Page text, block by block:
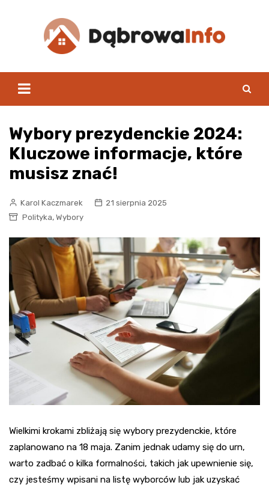
Wybory prezydenckie 2024:
Kluczowe informacje, które
musisz znać!
Karol Kaczmarek
21 sierpnia 2025
Polityka, Wybory
Wielkimi krokami zbliżają się wybory prezydenckie, które
zaplanowano na 18 maja. Zanim jednak udamy się do urn,
warto zadbać o kilka formalności, takich jak upewnienie się,
czy jesteśmy wpisani na listę wyborców lub jak uzyskać